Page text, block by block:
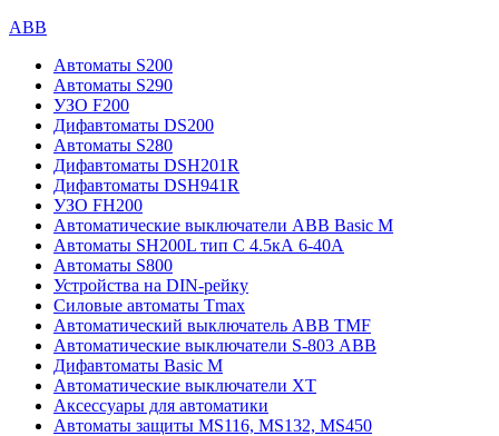
ABB
Автоматы S200
Автоматы S290
УЗО F200
Дифавтоматы DS200
Автоматы S280
Дифавтоматы DSH201R
Дифавтоматы DSH941R
УЗО FH200
Автоматические выключатели ABB Basic M
Автоматы SH200L тип С 4.5кА 6-40А
Автоматы S800
Устройства на DIN-рейку
Силовые автоматы Tmax
Автоматический выключатель ABB TMF
Автоматические выключатели S-803 АВВ
Дифавтоматы Basic M
Автоматические выключатели XT
Аксессуары для автоматики
Автоматы защиты MS116, MS132, MS450